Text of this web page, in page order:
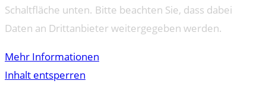
Schaltfläche unten. Bitte beachten Sie, dass dabei
Daten an Drittanbieter weitergegeben werden.
Mehr Informationen
Inhalt entsperren